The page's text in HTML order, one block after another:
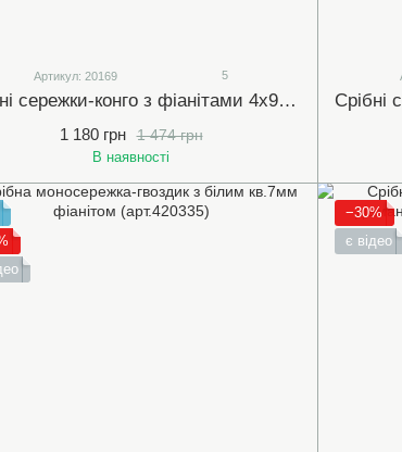
Артикул: 20169 5
Срібні сережки-конго з фіанітами 4х9 мм (арт.20169)
1 474 грн
1 180 грн
В наявності
−30%
є відео